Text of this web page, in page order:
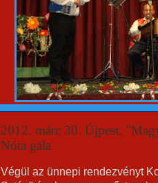
2012. márc 30. Újpest.
Nóta gála
Végül az ünnepi rendezvényt